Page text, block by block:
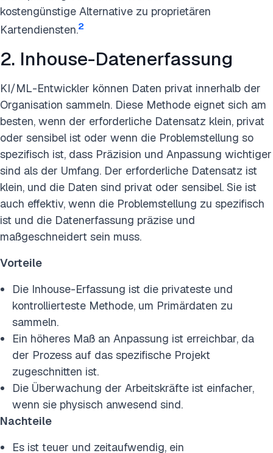
kostengünstige Alternative zu proprietären
Kartendiensten.2
2. Inhouse-Datenerfassung
KI/ML-Entwickler können Daten privat innerhalb der
Organisation sammeln. Diese Methode eignet sich am
besten, wenn der erforderliche Datensatz klein, privat
oder sensibel ist oder wenn die Problemstellung so
spezifisch ist, dass Präzision und Anpassung wichtiger
sind als der Umfang. Der erforderliche Datensatz ist
klein, und die Daten sind privat oder sensibel. Sie ist
auch effektiv, wenn die Problemstellung zu spezifisch
ist und die Datenerfassung präzise und
maßgeschneidert sein muss.
Vorteile
Die Inhouse-Erfassung ist die privateste und
kontrollierteste Methode, um Primärdaten zu
sammeln.
Ein höheres Maß an Anpassung ist erreichbar, da
der Prozess auf das spezifische Projekt
zugeschnitten ist.
Die Überwachung der Arbeitskräfte ist einfacher,
wenn sie physisch anwesend sind.
Nachteile
Es ist teuer und zeitaufwendig, ein